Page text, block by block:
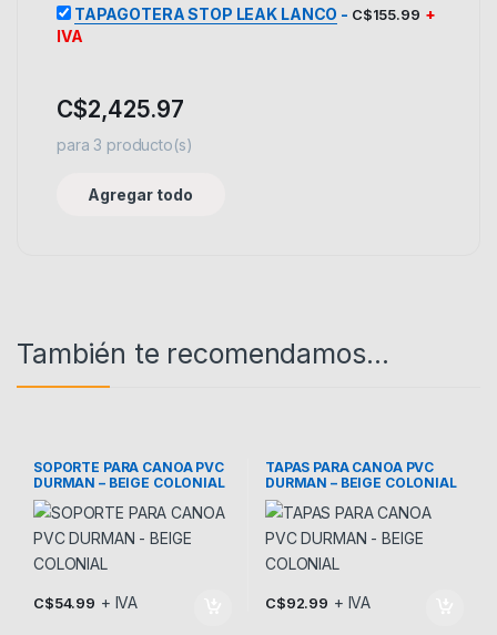
TAPAGOTERA STOP LEAK LANCO - C$155.99 +
IVA
C$2,425.97
para 3 producto(s)
Agregar todo
También te recomendamos…
SOPORTE PARA CANOA PVC
DURMAN – BEIGE COLONIAL
C$54.99 + IVA
TAPAS PARA CANOA PVC
DURMAN – BEIGE COLONIAL
C$92.99 + IVA